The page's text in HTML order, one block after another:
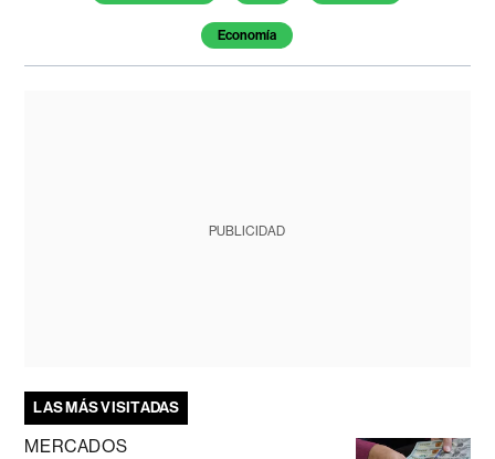
Economía
PUBLICIDAD
LAS MÁS VISITADAS
MERCADOS